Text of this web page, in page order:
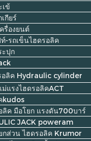
เข้
กียร์
รื่องยนต์
-รถเข็นไฮดรอลิค
ะปุก
อลิค Hydraulic cylinder
ม่แรงไฮดรอลิคACT
kudos
ลิค มือโยก แรงดัน700บาร์
JACK poweram
กส่วน ไฮดรอลิค Krumor